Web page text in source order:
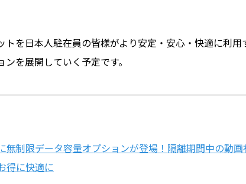
を日本人駐在員の皆様がより安定・安心・快適に利用
を展開していく予定です。
制限データ容量オプションが登場！隔離期間中の動画
得に快適に